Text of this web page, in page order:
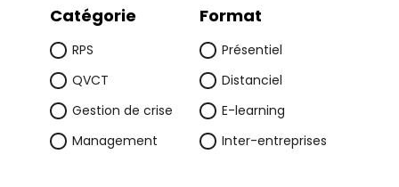
h
r
c
h
e
r
Catégorie
RPS
QVCT
Gestion de crise
Management
Format
Présentiel
Distanciel
E-learning
Inter-entreprises